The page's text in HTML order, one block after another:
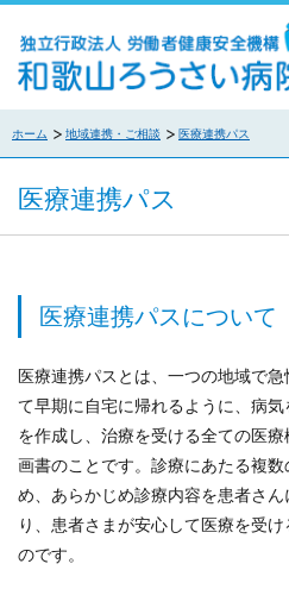
ホーム 地域連携・ご相談 医療連携パス
医療連携パス
医療連携パスについて
医療連携パスとは、一つの地域で
て早期に自宅に帰れるように、病
を作成し、治療を受ける全ての医
画書のことです。診療にあたる複
め、あらかじめ診療内容を患者さ
り、患者さまが安心して医療を受
のです。